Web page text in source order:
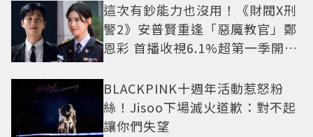
這次有鈔能力也沒用！《財閥X刑
警2》安普賢重逢「惡魔教官」鄭
恩彩 首播收視6.1%超第一季開紅
BLACKPINK十週年活動惹怒粉
絲！Jisoo下場滅火道歉：對不起
讓你們失望